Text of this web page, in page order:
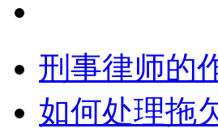
刑事律师的
如何处理拖